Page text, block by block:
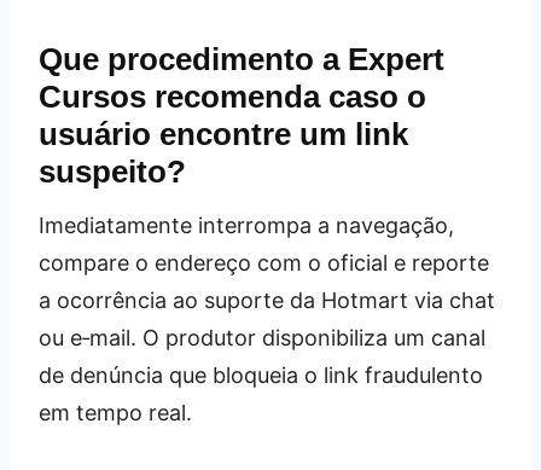
Que procedimento a Expert
Cursos recomenda caso o
usuário encontre um link
suspeito?
Imediatamente interrompa a navegação,
compare o endereço com o oficial e reporte
a ocorrência ao suporte da Hotmart via chat
ou e‑mail. O produtor disponibiliza um canal
de denúncia que bloqueia o link fraudulento
em tempo real.